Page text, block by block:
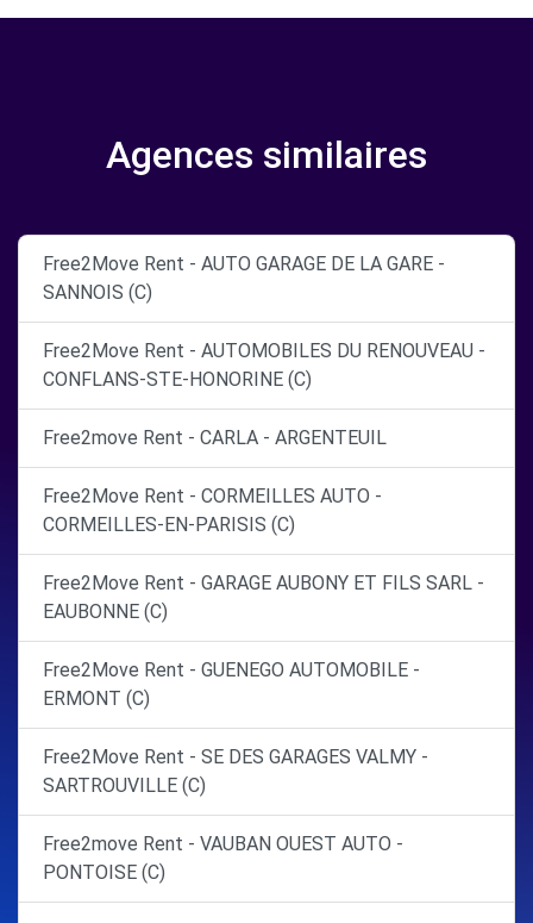
Agences similaires
Free2Move Rent - AUTO GARAGE DE LA GARE -
SANNOIS (C)
Free2Move Rent - AUTOMOBILES DU RENOUVEAU -
CONFLANS-STE-HONORINE (C)
Free2move Rent - CARLA - ARGENTEUIL
Free2Move Rent - CORMEILLES AUTO -
CORMEILLES-EN-PARISIS (C)
Free2Move Rent - GARAGE AUBONY ET FILS SARL -
EAUBONNE (C)
Free2Move Rent - GUENEGO AUTOMOBILE -
ERMONT (C)
Free2Move Rent - SE DES GARAGES VALMY -
SARTROUVILLE (C)
Free2move Rent - VAUBAN OUEST AUTO -
PONTOISE (C)